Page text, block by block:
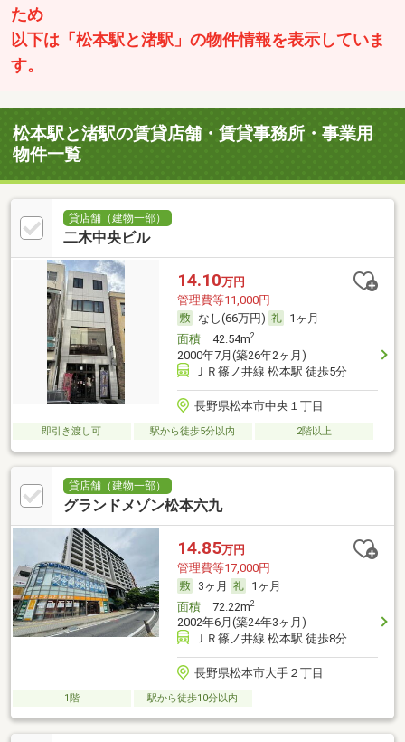
ため
以下は「松本駅と渚駅」の物件情報を表示していま
す。
松本駅と渚駅の賃貸店舗・賃貸事務所・事業用
物件一覧
貸店舗（建物一部）
二木中央ビル
14.10万円
管理費等11,000円
なし(66万円)
1ヶ月
面積42.54m2
2000年7月(築26年2ヶ月)
ＪＲ篠ノ井線 松本駅 徒歩5分
長野県松本市中央１丁目
即引き渡し可 駅から徒歩5分以内 2階以上
貸店舗（建物一部）
グランドメゾン松本六九
14.85万円
管理費等17,000円
3ヶ月
1ヶ月
面積72.22m2
2002年6月(築24年3ヶ月)
ＪＲ篠ノ井線 松本駅 徒歩8分
長野県松本市大手２丁目
1階 駅から徒歩10分以内